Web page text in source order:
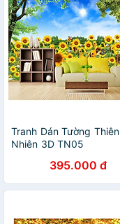
Tranh Dán Tường Thiên
Nhiên 3D TN05
395.000 đ